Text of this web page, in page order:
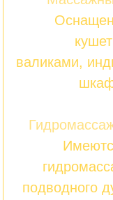
Оснащен
валиками,
Имеются
подводного